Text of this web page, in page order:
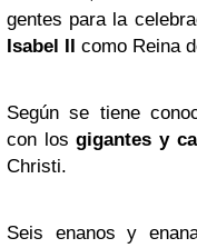
gentes para la
Isabel II
como Reina
Según se tiene
con losgigantes y
Christi.
Seis enanos y